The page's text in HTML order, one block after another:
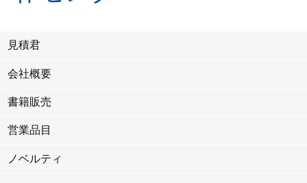
見積君
会社概要
書籍販売
営業品目
ノベルティ